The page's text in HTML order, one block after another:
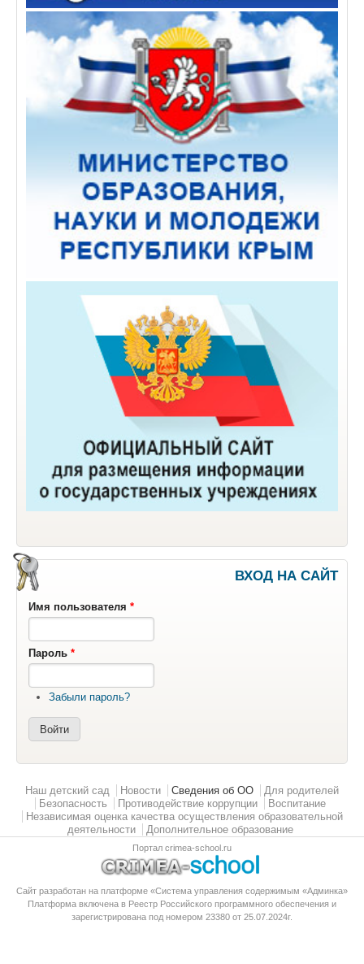
ВХОД НА САЙТ
Имя пользователя *
Пароль *
Забыли пароль?
Главное меню
Наш детский сад Новости Сведения об ОО
Для родителей
Безопасность
Противодействие коррупции
Воспитание
Независимая оценка качества осуществления образовательной
деятельности
Дополнительное образование
Портал crimea-school.ru
Сайт разработан на платформе «Система управления содержимым «Админка»
Платформа включена в Реестр Российского программного обеспечения и
зарегистрирована под номером 23380 от 25.07.2024г.